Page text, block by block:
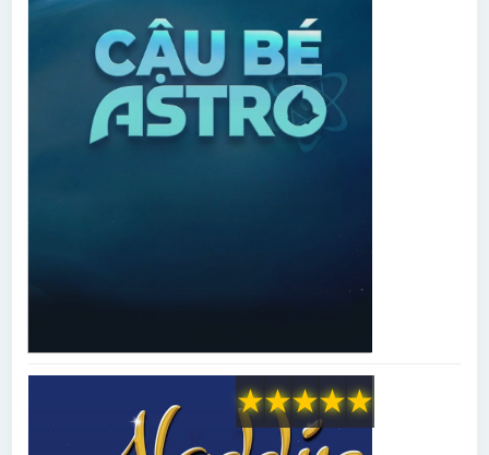
★
★
★
★
★